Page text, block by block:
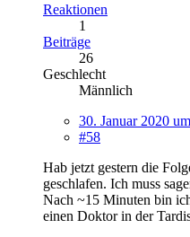
Reaktionen
1
Beiträge
26
Geschlecht
Männlich
30. Januar 2020
#58
Hab jetzt gestern die
geschlafen. Ich muss
Nach ~15 Minuten bin
einen Doktor in der